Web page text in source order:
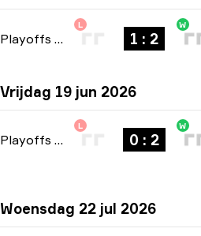
Playoffs
L
1 : 2
W
Vrijdag 19 jun 2026
Playoffs
L
0 : 2
W
Woensdag 22 jul 2026